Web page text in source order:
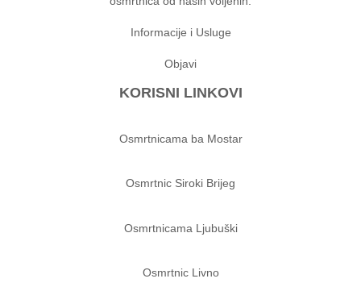
Informacije i Usluge
Objavi
KORISNI LINKOVI
Osmrtnicama ba Mostar
Osmrtnic Siroki Brijeg
Osmrtnicama Ljubuški
Osmrtnic Livno